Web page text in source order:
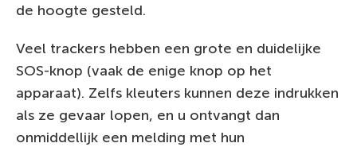
de hoogte gesteld.
Veel trackers hebben een grote en duidelijke
SOS-knop (vaak de enige knop op het
apparaat). Zelfs kleuters kunnen deze indrukken
als ze gevaar lopen, en u ontvangt dan
onmiddellijk een melding met hun